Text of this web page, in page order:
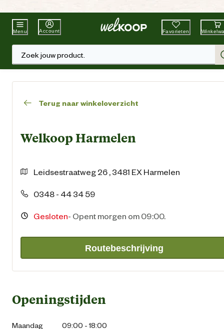
Beste WinkelketenTuin & Dier
Menu Account Favorieten
Zoek jouw product.
Terug naar winkeloverzicht
Welkoop Harmelen
Leidsestraatweg 26 , 3481 EX Harmelen
0348 - 44 34 59
Gesloten- Opent morgen om 09:00.
Routebeschrijving
Openingstijden
Maandag
09:00 - 18:00